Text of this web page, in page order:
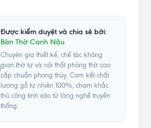
Được kiểm duyệt và chia sẻ bởi:
Bàn Thờ Canh Nậu
Chuyên gia thiết kế, chế tác không
gian thờ tự và nội thất phòng thờ cao
cấp chuẩn phong thủy. Cam kết chất
lượng gỗ tự nhiên 100%, chạm khắc
thủ công tinh xảo từ làng nghề truyền
thống.